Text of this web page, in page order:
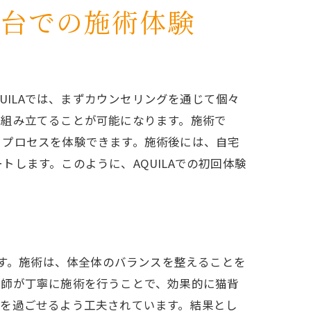
での施術体験
では、まずカウンセリングを通じて個々
み立てることが可能になります。施術で
ロセスを体験できます。施術後には、自宅
します。このように、AQUILAでの初回体験
施術は、体全体のバランスを整えることを
が丁寧に施術を行うことで、効果的に猫背
過ごせるよう工夫されています。結果とし